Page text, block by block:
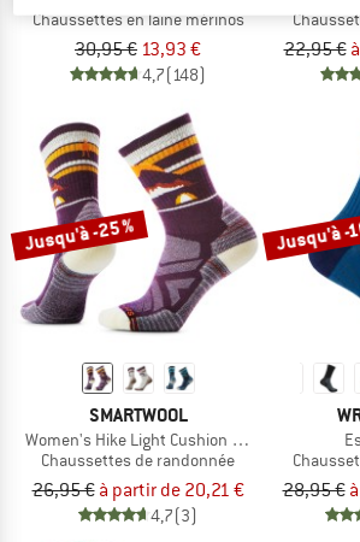
Chaussettes en laine mérinos
30,95 € 13,93 €
4,7(148)
22,95 €
Jusqu'à -25 %
SMARTWOOL
Women's Hike Light Cushion New Pattern
Chaussettes de randonnée
26,95 € à partir de 20,21 €
4,7(3)
Jusqu'à -
28,95 €